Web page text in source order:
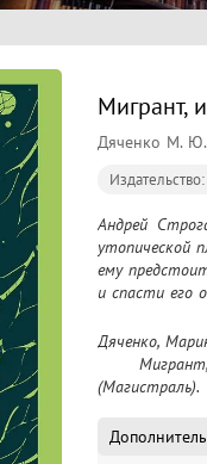
Мигрант,
Дяченко М.
Издательство:
Андрей
утопической
ему
и спасти его
Дяченко,
	Мигрант, или Brevi finietur : [16+] / Марина и Сергей Дяченко. – Москва : Эксмо, 2025 -
(Магистраль).